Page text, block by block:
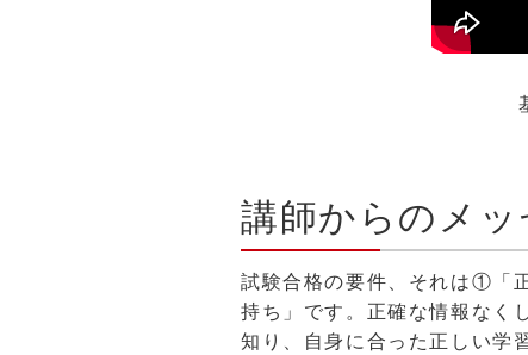
講師からのメッ
試験合格の要件、それは①「
持ち」です。正確な情報なく
知り、自身に合った正しい学